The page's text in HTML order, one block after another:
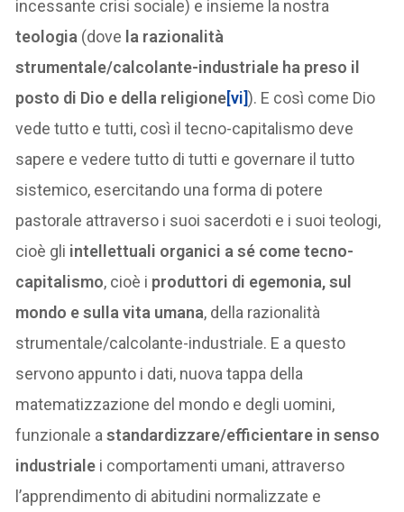
incessante crisi sociale) e insieme la nostra
teologia (dove la razionalità
strumentale/calcolante-industriale ha preso il
posto di Dio e della religione[vi]). E così come Dio
vede tutto e tutti, così il tecno-capitalismo deve
sapere e vedere tutto di tutti e governare il tutto
sistemico, esercitando una forma di potere
pastorale attraverso i suoi sacerdoti e i suoi teologi,
cioè gli intellettuali organici a sé come tecno-
capitalismo, cioè i produttori di egemonia, sul
mondo e sulla vita umana, della razionalità
strumentale/calcolante-industriale. E a questo
servono appunto i dati, nuova tappa della
matematizzazione del mondo e degli uomini,
funzionale astandardizzare/efficientare in senso
industriale i comportamenti umani, attraverso
l’apprendimento di abitudini normalizzate e